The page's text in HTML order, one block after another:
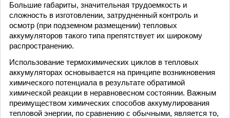
Большие габариты, значительная трудоемкость и
сложность в изготовлении, затрудненный контроль и
осмотр (при подземном размещении) тепловых
аккумуляторов такого типа препятствует их широкому
распространению.
Использование термохимических циклов в тепловых
аккумуляторах основывается на принципе возникновения
химического потенциала в результате обратимой
химической реакции в неравновесном состоянии. Важным
преимуществом химических способов аккумулирования
тепловой энергии, по сравнению с обычными, является то,